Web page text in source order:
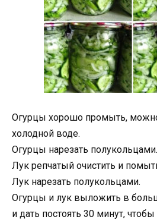
Огурцы хорошо промыть,
холодной воде.
Огурцы нарезать полукольцами.
Лук репчатый очистить и
Лук нарезать полукольцами.
Огурцы и лук выложить в
и дать постоять 30 минут,